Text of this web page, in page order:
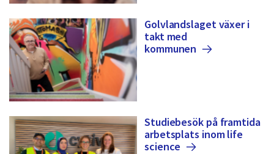
Golvlandslaget växer i
takt med
kommunen
Studiebesök på framtida
arbetsplats inom life
science